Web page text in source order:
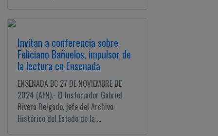
Invitan a conferencia sobre
Feliciano Bañuelos, impulsor de
la lectura en Ensenada
ENSENADA BC 27 DE NOVIEMBRE DE
2024 (AFN).- El historiador Gabriel
Rivera Delgado, jefe del Archivo
Histórico del Estado de la ...